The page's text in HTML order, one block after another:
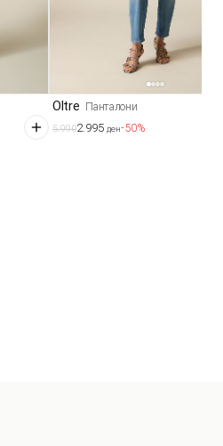
Oltre Панталони
5.9902.995 ден-50%